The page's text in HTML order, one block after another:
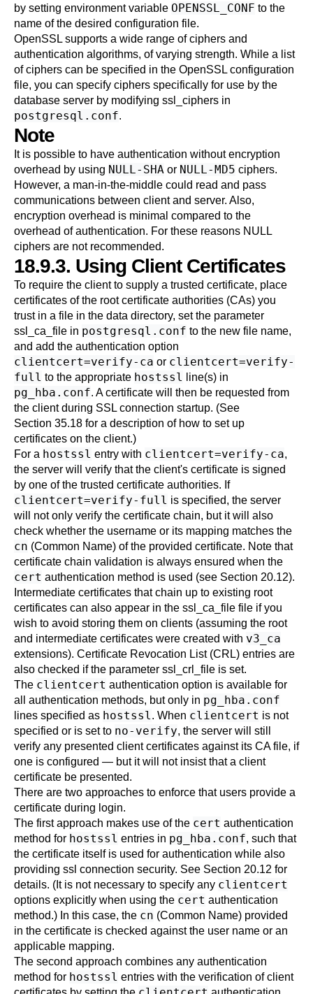
by setting environment variable OPENSSL_CONF to the
name of the desired configuration file.
OpenSSL supports a wide range of ciphers and
authentication algorithms, of varying strength. While a list
of ciphers can be specified in the OpenSSL configuration
file, you can specify ciphers specifically for use by the
database server by modifying ssl_ciphers in
postgresql.conf.
Note
It is possible to have authentication without encryption
overhead by using NULL-SHA or NULL-MD5 ciphers.
However, a man-in-the-middle could read and pass
communications between client and server. Also,
encryption overhead is minimal compared to the
overhead of authentication. For these reasons NULL
ciphers are not recommended.
18.9.3. Using Client Certificates
To require the client to supply a trusted certificate, place
certificates of the root certificate authorities (CAs) you
trust in a file in the data directory, set the parameter
ssl_ca_file in postgresql.conf to the new file name,
and add the authentication option
clientcert=verify-ca or clientcert=verify-
full to the appropriate hostssl line(s) in
pg_hba.conf. A certificate will then be requested from
the client during SSL connection startup. (See
Section 35.18 for a description of how to set up
certificates on the client.)
For a hostssl entry with clientcert=verify-ca,
the server will verify that the client's certificate is signed
by one of the trusted certificate authorities. If
clientcert=verify-full is specified, the server
will not only verify the certificate chain, but it will also
check whether the username or its mapping matches the
cn (Common Name) of the provided certificate. Note that
certificate chain validation is always ensured when the
cert authentication method is used (see Section 20.12).
Intermediate certificates that chain up to existing root
certificates can also appear in the ssl_ca_file file if you
wish to avoid storing them on clients (assuming the root
and intermediate certificates were created with v3_ca
extensions). Certificate Revocation List (CRL) entries are
also checked if the parameter ssl_crl_file is set.
The clientcert authentication option is available for
all authentication methods, but only in pg_hba.conf
lines specified as hostssl. When clientcert is not
specified or is set to no-verify, the server will still
verify any presented client certificates against its CA file, if
one is configured — but it will not insist that a client
certificate be presented.
There are two approaches to enforce that users provide a
certificate during login.
The first approach makes use of the cert authentication
method for hostssl entries in pg_hba.conf, such that
the certificate itself is used for authentication while also
providing ssl connection security. See Section 20.12 for
details. (It is not necessary to specify any clientcert
options explicitly when using the cert authentication
method.) In this case, the cn (Common Name) provided
in the certificate is checked against the user name or an
applicable mapping.
The second approach combines any authentication
method for hostssl entries with the verification of client